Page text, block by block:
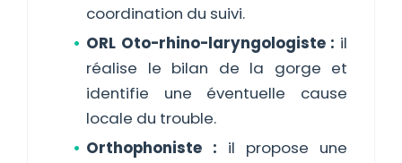
coordination du suivi.
ORL Oto-rhino-laryngologiste : il
réalise le bilan de la gorge et
identifie une éventuelle cause
locale du trouble.
Orthophoniste : il propose une